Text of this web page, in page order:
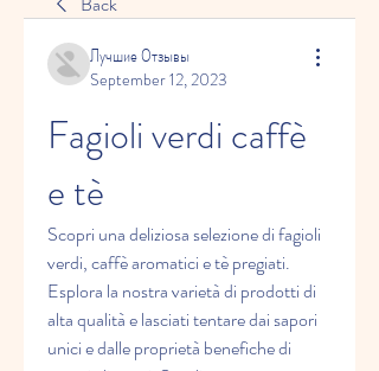
Лучшие Отзывы
September 12, 2023
Fagioli verdi caffè
e tè
Scopri una deliziosa selezione di fagioli
verdi, caffè aromatici e tè pregiati.
Esplora la nostra varietà di prodotti di
alta qualità e lasciati tentare dai sapori
unici e dalle proprietà benefiche di